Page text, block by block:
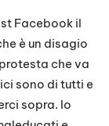
Facebook il
è un disagio
che va
sono di tutti e
sopra. Io